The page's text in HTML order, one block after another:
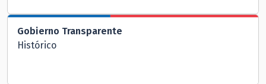
Gobierno Transparente
Histórico